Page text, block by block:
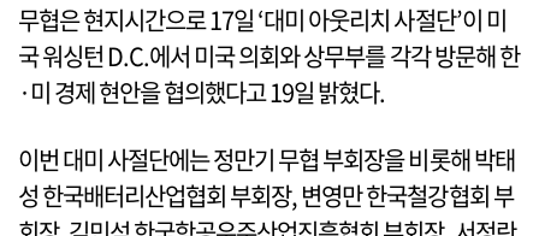
무협은 현지시간으로 17일 ‘대미 아웃리치 사절단’이 미
국 워싱턴 D.C.에서 미국 의회와 상무부를 각각 방문해 한
·미 경제 현안을 협의했다고 19일 밝혔다.
이번 대미 사절단에는 정만기 무협 부회장을 비롯해 박태
성 한국배터리산업협회 부회장, 변영만 한국철강협회 부